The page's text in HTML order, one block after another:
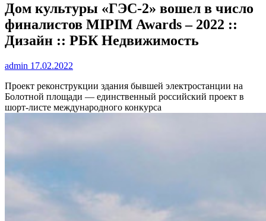
Дом культуры «ГЭС-2» вошел в число
финалистов MIPIM Awards – 2022 ::
Дизайн :: РБК Недвижимость
admin 17.02.2022
Проект реконструкции здания бывшей электростанции на
Болотной площади — единственный российский проект в
шорт-листе международного конкурса